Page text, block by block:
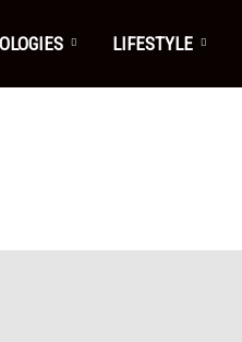
LIFESTYLE